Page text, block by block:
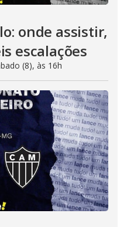
onde assistir,
escalações
(8), às 16h